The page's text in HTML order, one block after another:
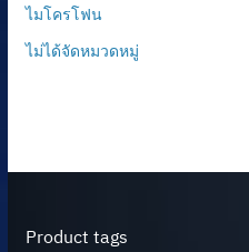
ไมโครโฟน
ไม่ได้จัดหมวดหมู่
Product tags